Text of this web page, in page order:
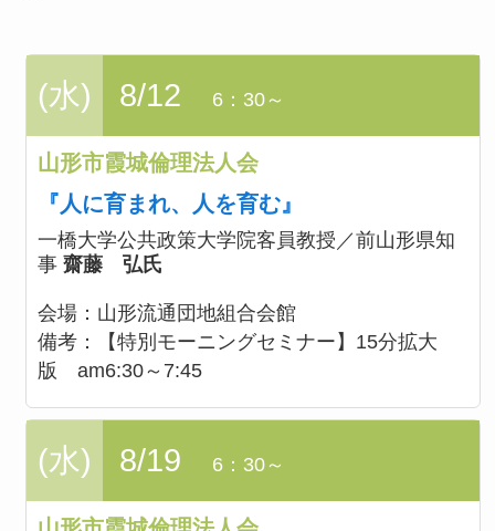
(水) 8/12 6：30～
山形市霞城倫理法人会
『人に育まれ、人を育む』
一橋大学公共政策大学院客員教授／前山形県知
事 齋藤 弘氏
会場： 山形流通団地組合会館
備考：
【特別モーニングセミナー】15分拡大
版 am6:30～7:45
(水) 8/19 6：30～